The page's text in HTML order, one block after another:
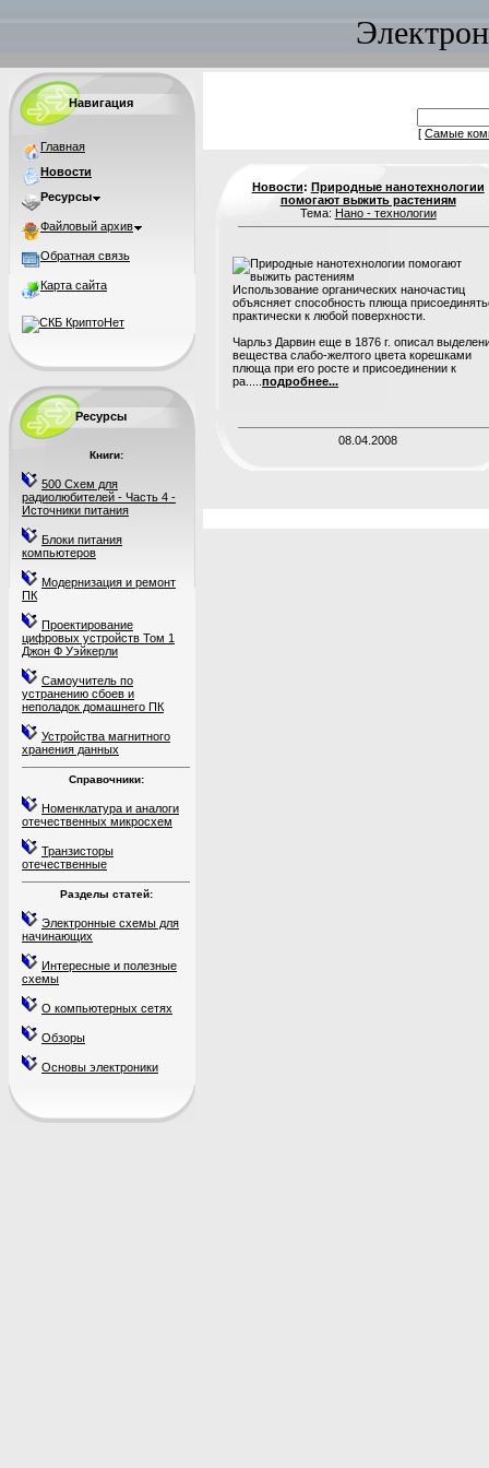
Навигация
Главная
Новости
Ресурсы
Файловый архив
Обратная связь
Карта сайта
Ресурсы
Книги:
500 Схем для
радиолюбителей - Часть 4 -
Источники питания
Блоки питания
компьютеров
Модернизация и ремонт
ПК
Проектирование
цифровых устройств Том 1
Джон Ф Уэйкерли
Самоучитель по
устранению сбоев и
неполадок домашнего ПК
Устройства магнитного
хранения данных
Справочники:
Номенклатура и аналоги
отечественных микросхем
Транзисторы
отечественные
Разделы статей:
Электронные схемы для
начинающих
Интересные и полезные
схемы
О компьютерных сетях
Обзоры
Основы электроники
[ Самые
Новости: Природные нанотехнологии
помогают выжить растениям
Тема: Нано - технологии
Использование органических наночастиц
объясняет способность плюща
практически к любой поверхности.
Чарльз Дарвин еще в 1876 г. описал
вещества слабо-желтого цвета корешками
плюща при его росте и присоединении к
ра..... подробнее...
08.04.2008